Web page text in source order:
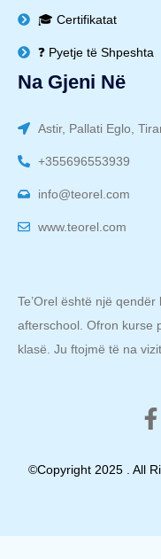
🎓 Certifikatat
❓ Pyetje të Shpeshta
Na Gjeni Në
Astir, Pallati Eglo,
+355696553939
info@teorel.com
www.teorel.com
Te’Orel është një
afterschool. Ofron kurse
klasë. Ju ftojmë të na
©Copyright 2025 . All